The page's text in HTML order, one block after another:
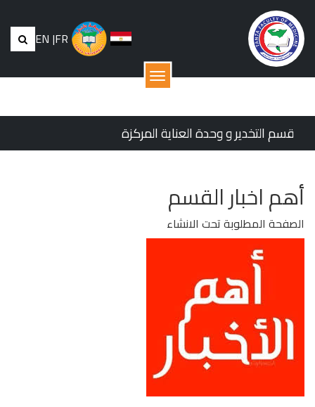
EN |FR
القائمة
قسم التخدير و وحدة العناية المركزة
أهم اخبار القسم
الصفحة المطلوبة تحت الانشاء